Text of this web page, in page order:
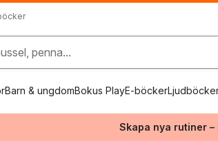
penna...
Barn & ungdomBokus PlayE-böcker
Skapa nya rutiner